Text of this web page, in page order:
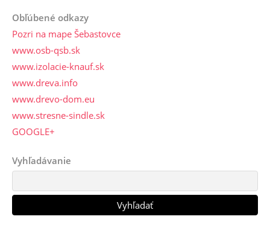
Obľúbené odkazy
Pozri na mape Šebastovce
www.osb-qsb.sk
www.izolacie-knauf.sk
www.dreva.info
www.drevo-dom.eu
www.stresne-sindle.sk
GOOGLE+
Vyhľadávanie